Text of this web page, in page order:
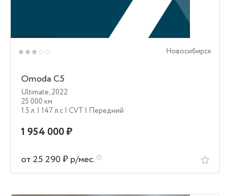
Новосибирск
Omoda C5
Ultimate,2022
25 000 км
1.5 л. | 147 л.c | CVT | Передний
1 954 000 ₽
от 25 290 ₽ р/мес.